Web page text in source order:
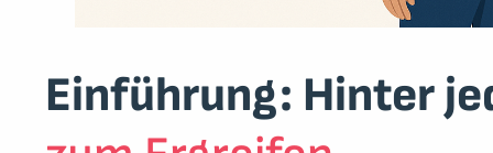
Einführung: Hinter